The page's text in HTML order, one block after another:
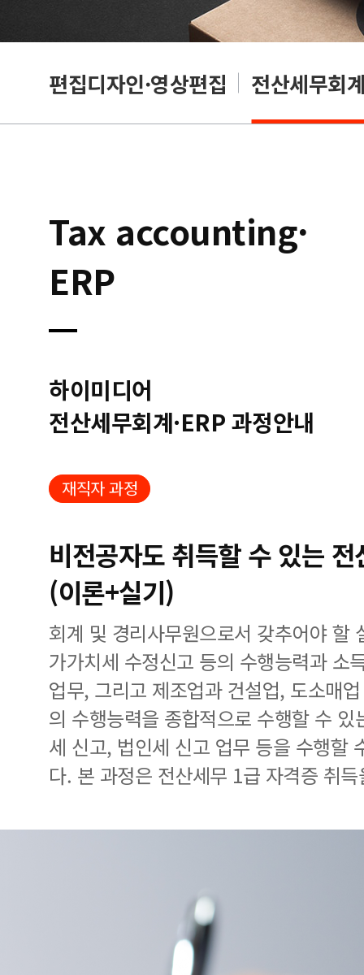
편집디자인·영상편집 전산세무회
Tax accounting·
ERP
하이미디어
전산세무회계·ERP 과정안내
재직자 과정
비전공자도 취득할 수 있는
(이론+실기)
회계 및 경리사무원으로서 갖추어야 할
가가치세 수정신고 등의 수행능력과 소
업무, 그리고 제조업과 건설업, 도소매
의 수행능력을 종합적으로 수행할 수
세 신고, 법인세 신고 업무 등을 수행할
다. 본 과정은 전산세무 1급 자격증 취